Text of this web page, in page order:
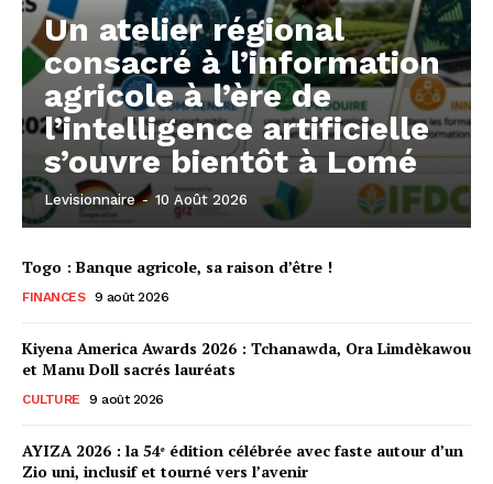
Un atelier régional
consacré à l’information
agricole à l’ère de
l’intelligence artificielle
s’ouvre bientôt à Lomé
Levisionnaire - 10 Août 2026
Togo : Banque agricole, sa raison d’être !
FINANCES 9 août 2026
Kiyena America Awards 2026 : Tchanawda, Ora Limdèkawou
et Manu Doll sacrés lauréats
CULTURE 9 août 2026
AYIZA 2026 : la 54ᵉ édition célébrée avec faste autour d’un
Zio uni, inclusif et tourné vers l’avenir